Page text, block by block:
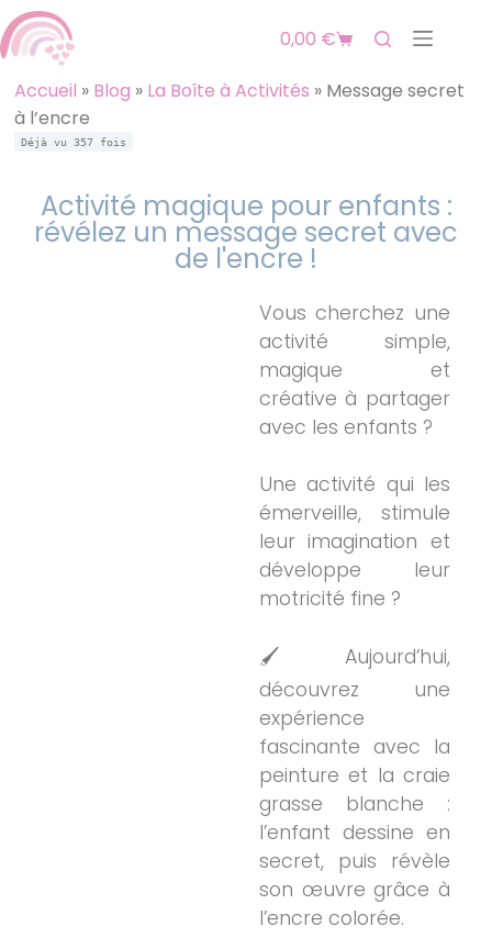
0,00 €
Accueil » Blog » La Boîte à Activités » Message secret
à l’encre
Déjà vu357 fois
Activité magique pour enfants :
révélez un message secret avec
de l'encre !
Vous cherchez une
activité simple,
magique et
créative à partager
avec les enfants ?
Une activité qui les
émerveille, stimule
leur imagination et
développe leur
motricité fine ?
🖌️ Aujourd’hui,
découvrez une
expérience
fascinante avec la
peinture et la craie
grasse blanche :
l’enfant dessine en
secret, puis révèle
son œuvre grâce à
l’encre colorée.